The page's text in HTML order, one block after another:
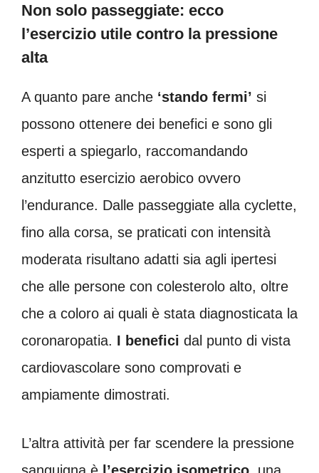
Non solo passeggiate: ecco
l’esercizio utile contro la pressione
alta
A quanto pare anche ‘stando fermi’ si
possono ottenere dei benefici e sono gli
esperti a spiegarlo, raccomandando
anzitutto esercizio aerobico ovvero
l’endurance. Dalle passeggiate alla cyclette,
fino alla corsa, se praticati con intensità
moderata risultano adatti sia agli ipertesi
che alle persone con colesterolo alto, oltre
che a coloro ai quali è stata diagnosticata la
coronaropatia. I benefici dal punto di vista
cardiovascolare sono comprovati e
ampiamente dimostrati.
L’altra attività per far scendere la pressione